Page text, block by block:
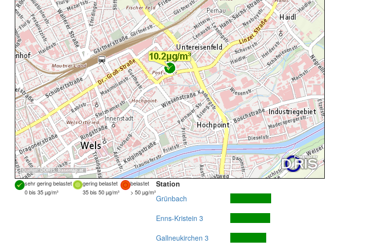
Quellen: DORIS, basemap.at
sehr gering belastet gering belastet
belastet
0 bis 35 µg/m³
35 bis 50 µg/m³ > 50 µg/m³
Station
Grünbach
Enns-Kristein 3
Gallneukirchen 3